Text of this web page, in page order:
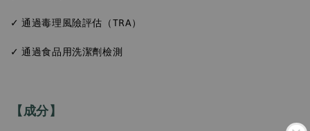
✓ 通過毒理風險評估（TRA）
✓ 通過食品用洗潔劑檢測
【成分】